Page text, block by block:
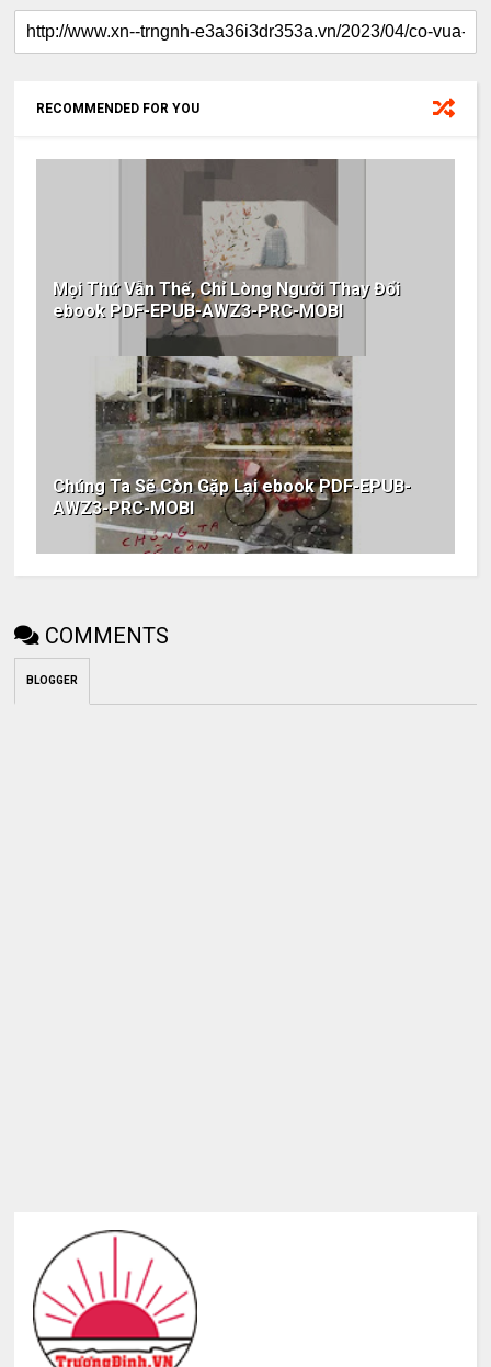
RECOMMENDED FOR YOU
Mọi Thứ Vẫn Thế, Chỉ Lòng Người Thay Đổi
ebook PDF-EPUB-AWZ3-PRC-MOBI
Chúng Ta Sẽ Còn Gặp Lại ebook PDF-EPUB-
AWZ3-PRC-MOBI
COMMENTS
BLOGGER